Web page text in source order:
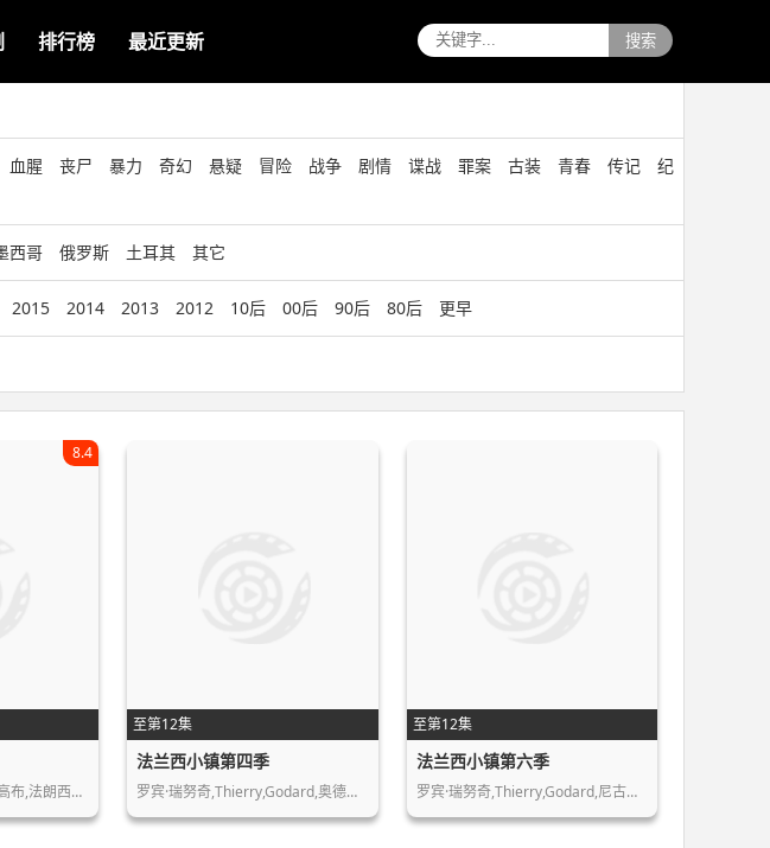
搜索
排行榜 最近更新
血腥 丧尸 暴力 奇幻 悬疑 冒险 战争 剧情 谍战 罪案 古装 青春 传记
纪
西哥 俄罗斯 土耳其 其它
2015 2014 2013 2012 10后 00后 90后 80后 更早
8.4
罗宾·瑞努奇,尼古拉斯·高布,法朗西斯…
至第12集
法兰西小镇第四季
罗宾·瑞努奇,Thierry,Godard,奥德…
至第12集
法兰西小镇第六季
罗宾·瑞努奇,Thierry,Godard,尼古…